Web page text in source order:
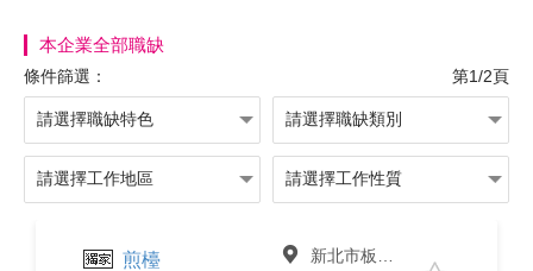
本企業全部職缺
條件篩選： 第1/2頁
煎檯 新北市板橋區